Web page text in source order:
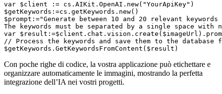
var $client := cs.AIKit.OpenAI.new("YourApiKey")
$getKeywords:=cs.getKeywords.new()
$prompt:="Generate between 10 and 20 relevant
The keywords must be separated by a single space
var
// Process the keywords and save them to the database
$getKeywords.GetKeywordsFromContent($result)
Con poche righe di codice, la vostra applicazione può etichettare e
organizzare automaticamente le immagini, mostrando la perfetta
integrazione dell’IA nei vostri progetti.